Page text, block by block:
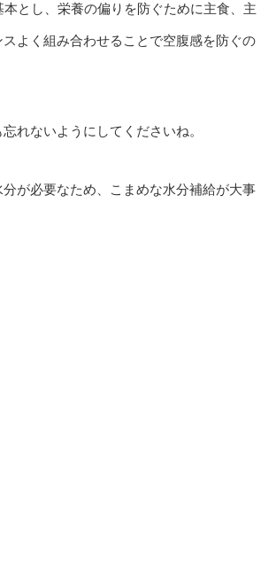
とし、栄養の偏りを防ぐために主食、主
よく組み合わせることで空腹感を防ぐの
れないようにしてくださいね。
が必要なため、こまめな水分補給が大事